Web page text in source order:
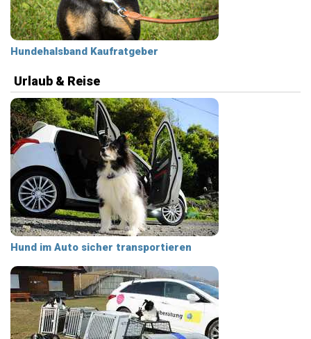
Hundehalsband Kaufratgeber
Urlaub & Reise
Hund im Auto sicher transportieren